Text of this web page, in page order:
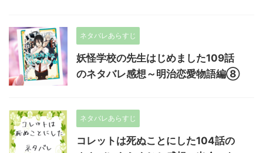
ネタバレあらすじ
妖怪学校の先生はじめました109話
のネタバレ感想～明治恋愛物語編⑧
ネタバレあらすじ
コレットは死ぬことにした104話の